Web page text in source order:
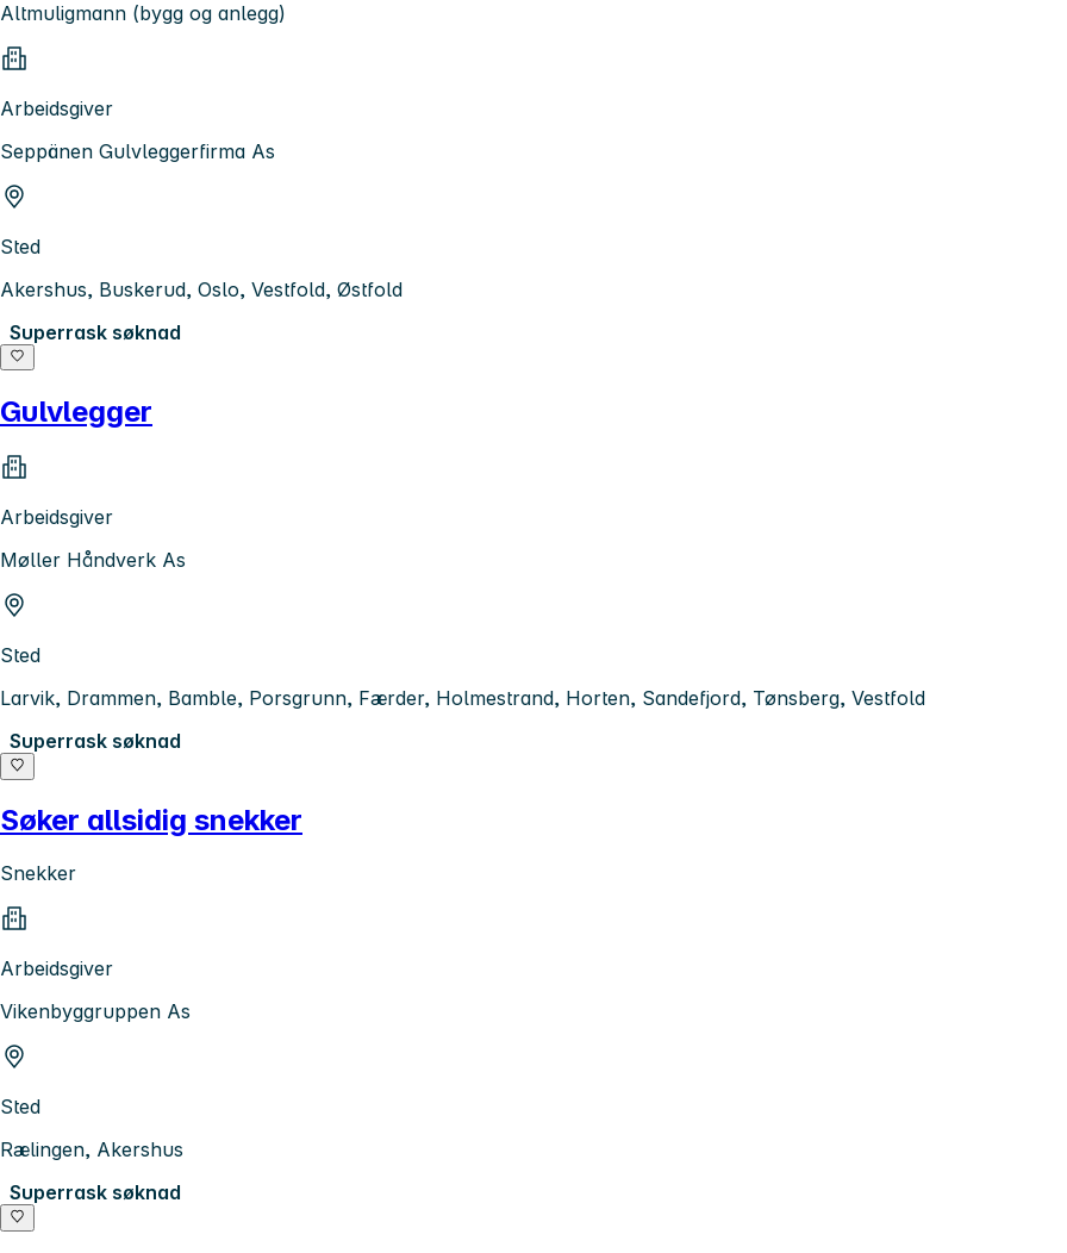
Altmuligmann (bygg og anlegg)
Arbeidsgiver
Seppänen Gulvleggerfirma As
Sted
Akershus, Buskerud, Oslo, Vestfold, Østfold
Superrask søknad
Gulvlegger
Arbeidsgiver
Møller Håndverk As
Sted
Larvik, Drammen, Bamble, Porsgrunn, Færder, Holmestrand, Horten, Sandefjord, Tønsberg, Vestfold
Superrask søknad
Søker allsidig snekker
Snekker
Arbeidsgiver
Vikenbyggruppen As
Sted
Rælingen, Akershus
Superrask søknad